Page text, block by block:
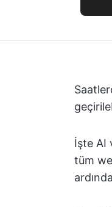
İşte AI
tüm